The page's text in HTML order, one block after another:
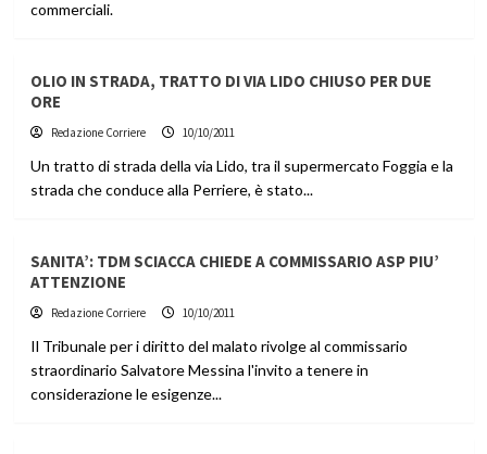
commerciali.
OLIO IN STRADA, TRATTO DI VIA LIDO CHIUSO PER DUE
ORE
Redazione Corriere 10/10/2011
Un tratto di strada della via Lido, tra il supermercato Foggia e la
strada che conduce alla Perriere, è stato...
SANITA’: TDM SCIACCA CHIEDE A COMMISSARIO ASP PIU’
ATTENZIONE
Redazione Corriere 10/10/2011
Il Tribunale per i diritto del malato rivolge al commissario
straordinario Salvatore Messina l'invito a tenere in
considerazione le esigenze...